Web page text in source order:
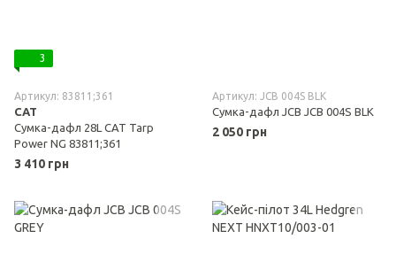
3
Артикул: 83811;361
CAT
Сумка-дафл 28L CAT Tarp
Power NG 83811;361
3 410 грн
Артикул: JCB 004S BLK
Сумка-дафл JCB JCB 004S BLK
2 050 грн